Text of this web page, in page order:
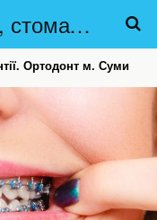
Стоматолог Сумы, стоматологические клиники Сумы, детская стоматология в Сумах. | Частная стоматология Сумы
Ортодонт м. Суми